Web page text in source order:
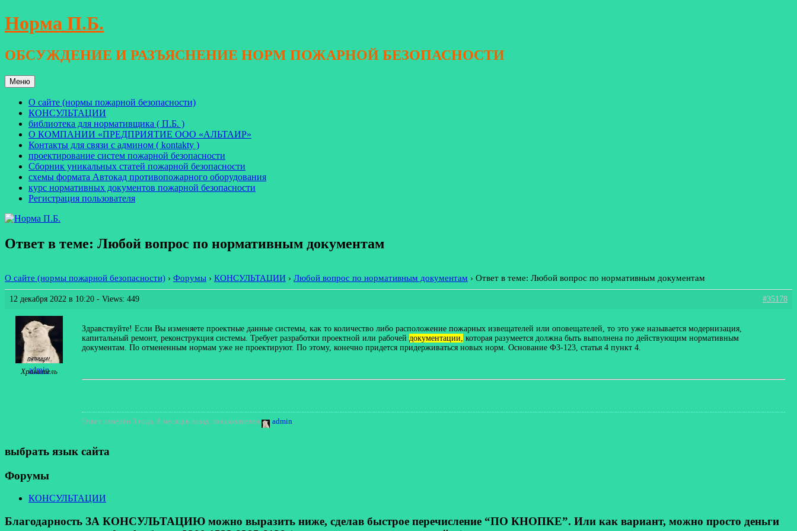
Перейти
к
Норма П.Б.
ОБСУЖДЕНИЕ И РАЗЪЯСНЕНИЕ НОРМ ПОЖАРНОЙ БЕЗОПАСНОСТИ
Меню
О сайте (нормы пожарной безопасности)
КОНСУЛЬТАЦИИ
библиотека для нормативщика ( П.Б. )
О КОМПАНИИ «ПРЕДПРИЯТИЕ ООО «АЛЬТАИР»
Контакты для связи с админом ( kontakty )
проектирование систем пожарной безопасности
Сборник уникальных статей пожарной безопасности
схемы формата Автокад противопожарного оборудования
курс нормативных документов пожарной безопасности
Регистрация пользователя
Ответ в теме: Любой вопрос по нормативным документам
О сайте (нормы пожарной безопасности) › Форумы › КОНСУЛЬТАЦИИ › Любой вопрос по нормативным документам › Ответ в теме: Любой вопрос по нормативным документам
12 декабря 2022 в 10:20 - Views: 449 #35178
admin
Хранитель
Здравствуйте! Если Вы изменяете проектные данные системы, как то количество либо расположение пожарных извещателей или оповещателей, то это уже называется модернизация,
капитальный ремонт, реконструкция системы. Требует разработки проектной или рабочей документации, которая разумеется должна быть выполнена по действующим нормативным
документам. По отмененным нормам уже не проектируют. По этому, конечно придется придерживаться новых норм. Основание ФЗ-123, статья 4 пункт 4.
Ответ изменён 3 года, 8 месяцев назад пользователем admin.
выбрать язык сайта
Форумы
КОНСУЛЬТАЦИИ
Благодарность ЗА КОНСУЛЬТАЦИЮ можно выразить ниже, сделав быстрое перечисление “ПО КНОПКЕ”. Или как вариант, можно просто деньги